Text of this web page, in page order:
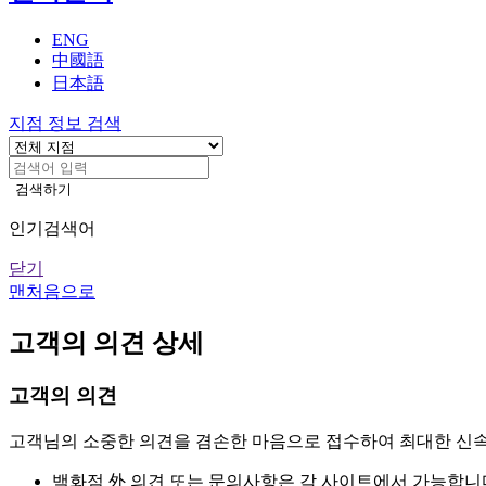
ENG
中國語
日本語
지점 정보 검색
검색하기
인기검색어
닫기
맨처음으로
고객의 의견 상세
고객의 의견
고객님의 소중한 의견을 겸손한 마음으로 접수하여 최대한 신
백화점 外 의견 또는 문의사항은 각 사이트에서 가능합니